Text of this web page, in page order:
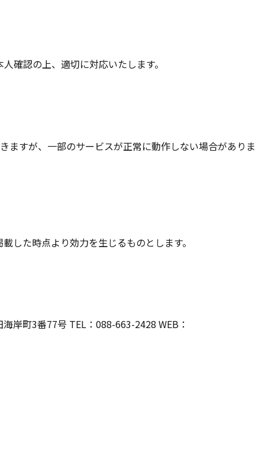
確認の上、適切に対応いたします。
すが、一部のサービスが正常に動作しない場合がありま
した時点より効力を生じるものとします。
岸町3番77号 TEL：088-663-2428 WEB：